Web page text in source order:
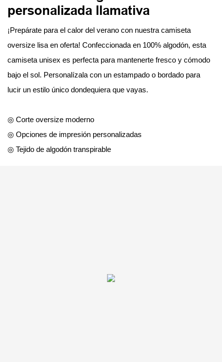
personalizada llamativa
¡Prepárate para el calor del verano con nuestra camiseta
oversize lisa en oferta! Confeccionada en 100% algodón, esta
camiseta unisex es perfecta para mantenerte fresco y cómodo
bajo el sol. Personalízala con un estampado o bordado para
lucir un estilo único dondequiera que vayas.
◎ Corte oversize moderno
◎ Opciones de impresión personalizadas
◎ Tejido de algodón transpirable